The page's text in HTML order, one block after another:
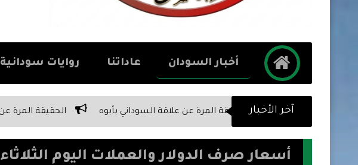
أخبار السودان عاداتنا روايات سودانية
آخر الأخبار
الحقيقة المرة عن علاقة السوداني بأبوه الحقيقة المرة عن صداقة السودانيين